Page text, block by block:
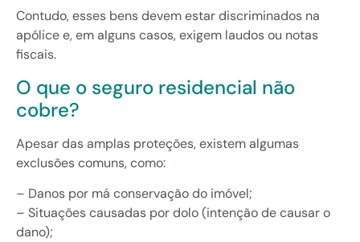
Contudo, esses bens devem estar discriminados na
apólice e, em alguns casos, exigem laudos ou notas
fiscais.
O que o seguro residencial não
cobre?
Apesar das amplas proteções, existem algumas
exclusões comuns, como:
– Danos por má conservação do imóvel;
– Situações causadas por dolo (intenção de causar o
dano);